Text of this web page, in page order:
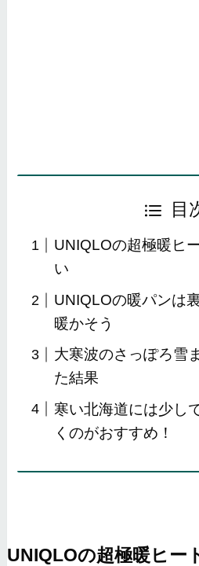
目
UNIQLOの超極暖ヒ
い
UNIQLOの暖パンは
暖かそう
大寒波のさっぽろ雪
た結果
寒い北海道には少し
くのがおすすめ！
UNIQLOの超極暖ヒー